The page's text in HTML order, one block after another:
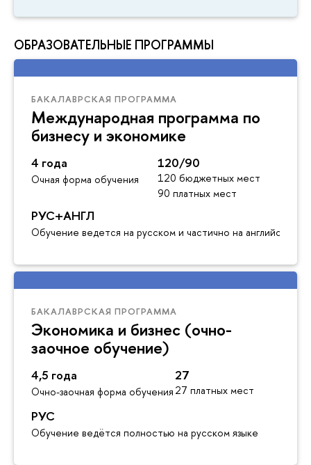
ОБРАЗОВАТЕЛЬНЫЕ ПРОГРАММЫ
БАКАЛАВРСКАЯ ПРОГРАММА
Международная программа по
бизнесу и экономике
4 года
Очная форма обучения
120/90
120 бюджетных мест
90 платных мест
РУС+АНГЛ
Обучение ведется на русском и частично на английском
БАКАЛАВРСКАЯ ПРОГРАММА
Экономика и бизнес (очно-
заочное обучение)
4,5 года
Очно-заочная форма обучения
27
27 платных мест
РУС
Обучение ведётся полностью на русском языке